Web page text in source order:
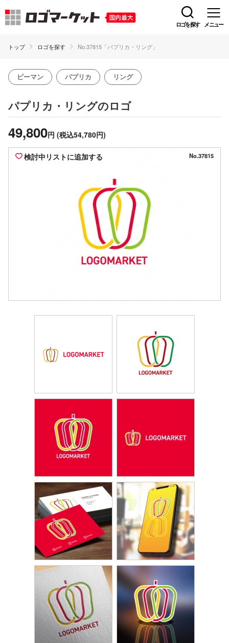
ロゴを探す メニュー
トップ ロゴを探す No.37815「パプリカ・リング」
ピーマン パプリカ リング
パプリカ・リングのロゴ
49,800円 (税込54,780円)
検討中リストに追加する No.37815